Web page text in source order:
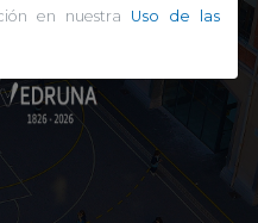
en nuestra Uso de las